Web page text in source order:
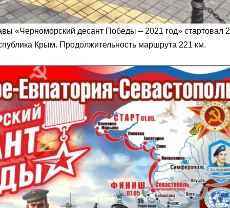
«Черноморский десант Победы – 2021 год» стартовал 2
Крым. Продолжительность маршрута 221 км.